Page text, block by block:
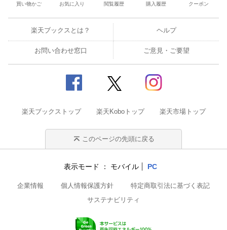
買い物かご お気に入り 閲覧履歴 購入履歴 クーポン
楽天ブックスとは？ ヘルプ
お問い合わせ窓口 ご意見・ご要望
楽天ブックストップ 楽天Koboトップ 楽天市場トップ
このページの先頭に戻る
表示モード モバイル PC
企業情報 個人情報保護方針
特定商取引法に基づく表記
サステナビリティ